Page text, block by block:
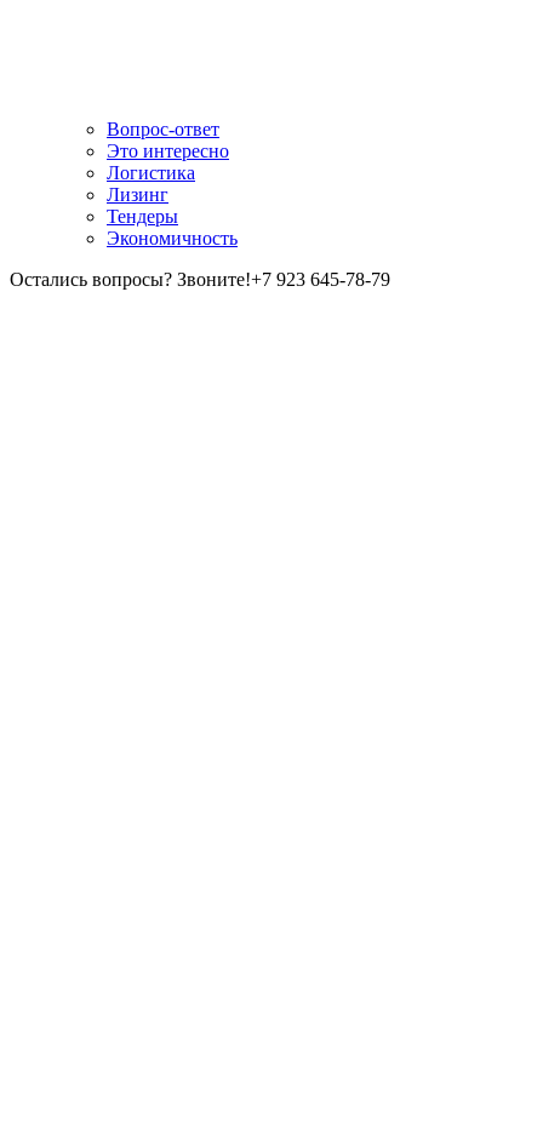
Вопрос-ответ
Это интересно
Логистика
Лизинг
Тендеры
Экономичность
Остались вопросы? Звоните!+7 923 645-78-79